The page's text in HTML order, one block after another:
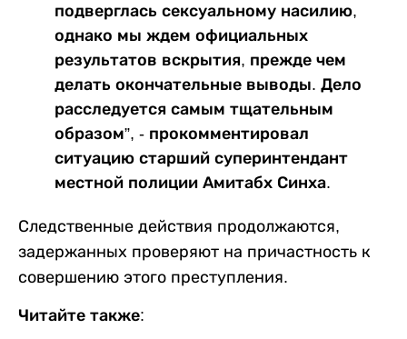
подверглась сексуальному насилию,
однако мы ждем официальных
результатов вскрытия, прежде чем
делать окончательные выводы. Дело
расследуется самым тщательным
образом”, - прокомментировал
ситуацию старший суперинтендант
местной полиции Амитабх Синха.
Следственные действия продолжаются,
задержанных проверяют на причастность к
совершению этого преступления.
Читайте также: